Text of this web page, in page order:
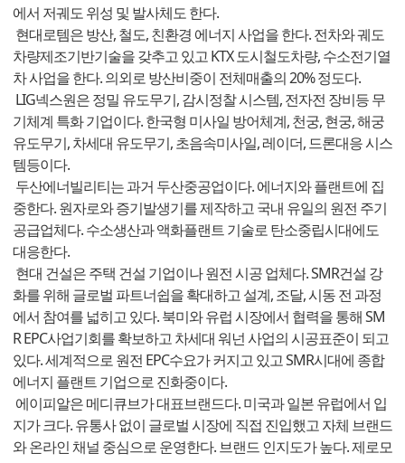
에서 저궤도 위성 및 발사체도 한다.
현대로템은 방산, 철도, 친환경 에너지 사업을 한다. 전차와 궤도
차량제조기반기술을 갖추고 있고 KTX 도시철도차량, 수소전기열
차 사업을 한다. 의외로 방산비중이 전체매출의 20% 정도다.
LIG넥스원은 정밀 유도무기, 감시정찰 시스템, 전자전 장비등 무
기체계 특화 기업이다. 한국형 미사일 방어체계, 천궁, 현궁, 해궁
유도무기, 차세대 유도무기, 초음속미사일, 레이더, 드론대응 시스
템등이다.
두산에너빌리티는 과거 두산중공업이다. 에너지와 플랜트에 집
중한다. 원자로와 증기발생기를 제작하고 국내 유일의 원전 주기
공급업체다. 수소생산과 액화플랜트 기술로 탄소중립시대에도
대응한다.
현대 건설은 주택 건설 기업이나 원전 시공 업체다. SMR건설 강
화를 위해 글로벌 파트너쉽을 확대하고 설계, 조달, 시동 전 과정
에서 참여를 넓히고 있다. 북미와 유럽 시장에서 협력을 통해 SM
R EPC사업기회를 확보하고 차세대 워넌 사업의 시공표준이 되고
있다. 세계적으로 원전 EPC수요가 커지고 있고 SMR시대에 종합
에너지 플랜트 기업으로 진화중이다.
에이피알은 메디큐브가 대표브랜드다. 미국과 일본 유럽에서 입
지가 크다. 유통사 없이 글로벌 시장에 직접 진입했고 자체 브랜드
와 온라인 채널 중심으로 운영한다. 브랜드 인지도가 높다. 제로모